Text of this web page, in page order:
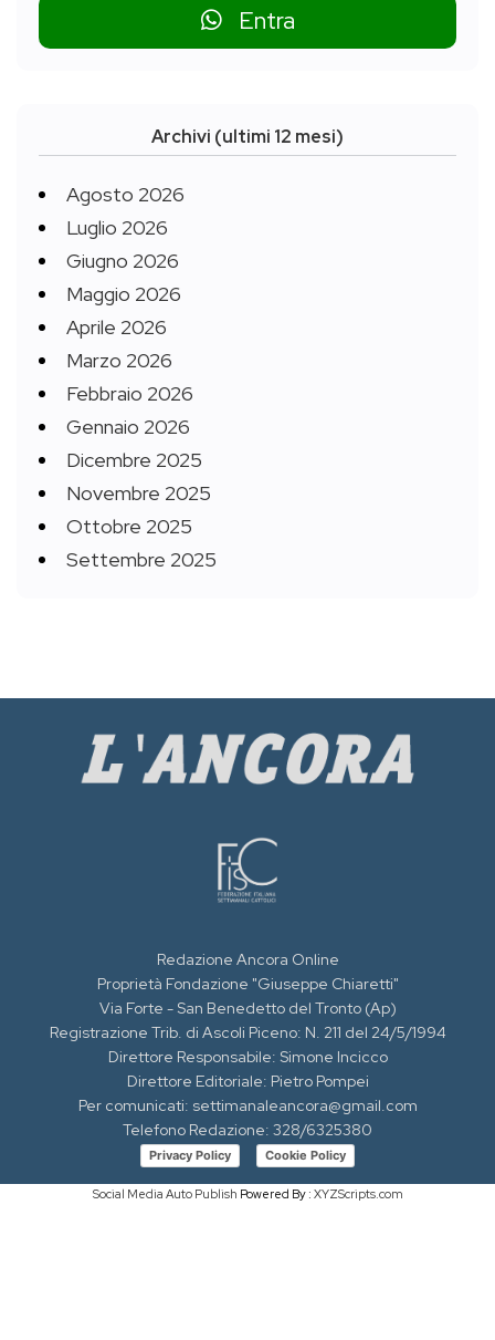
Entra
Archivi (ultimi 12 mesi)
Agosto 2026
Luglio 2026
Giugno 2026
Maggio 2026
Aprile 2026
Marzo 2026
Febbraio 2026
Gennaio 2026
Dicembre 2025
Novembre 2025
Ottobre 2025
Settembre 2025
Redazione Ancora Online
Proprietà Fondazione "Giuseppe Chiaretti"
Via Forte - San Benedetto del Tronto (Ap)
Registrazione Trib. di Ascoli Piceno: N. 211 del 24/5/1994
Direttore Responsabile: Simone Incicco
Direttore Editoriale: Pietro Pompei
Per comunicati: settimanaleancora@gmail.com
Telefono Redazione: 328/6325380
Privacy Policy Cookie Policy
Social Media Auto Publish Powered By : XYZScripts.com